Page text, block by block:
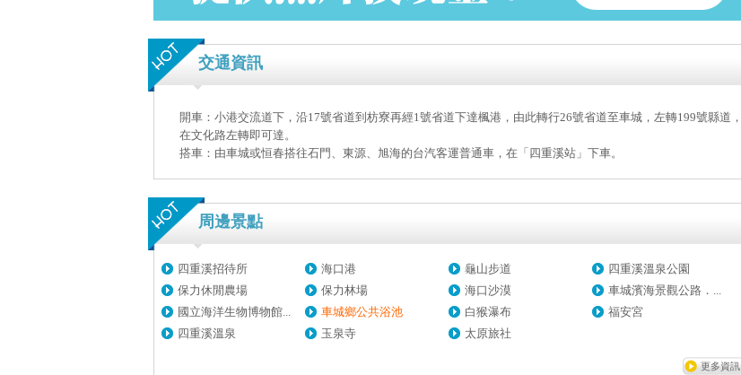
交通資訊
開車：小港交流道下，沿17號省道到枋寮再經1號省道下達楓港，由此轉行26號省道至車城，左轉199號縣道，
在文化路左轉即可達。
搭車：由車城或恒春搭往石門、東源、旭海的台汽客運普通車，在「四重溪站」下車。
周邊景點
四重溪招待所 海口港 龜山步道
四重溪溫泉公園
保力休閒農場
保力林場 海口沙漠
車城濱海景觀公路．...
國立海洋生物博物館...
車城鄉公共浴池 白猴瀑布
福安宮
四重溪溫泉
玉泉寺 太原旅社
更多資訊